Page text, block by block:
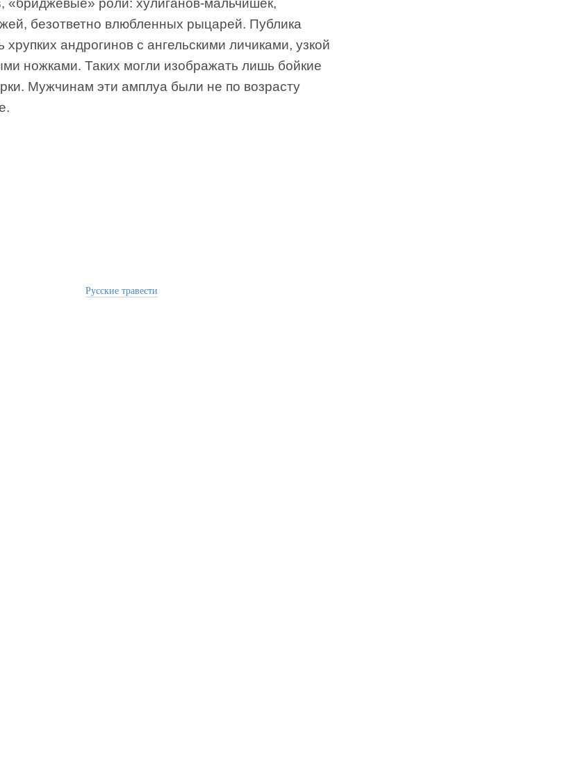
«бриджевые» роли: хулиганов-мальчишек,
безответно влюбленных рыцарей. Публика
хрупких андрогинов с ангельскими личиками, узкой
ножками. Таких могли изображать лишь бойкие
Мужчинам эти амплуа были не по возрасту
Русские травести